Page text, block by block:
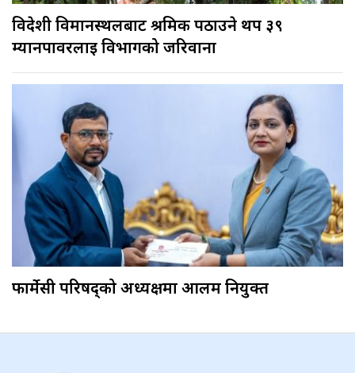
विदेशी विमानस्थलबाट श्रमिक पठाउने थप ३९
म्यानपावरलाई विभागको जरिवाना
फार्मेसी परिषद्को अध्यक्षमा आलम नियुक्त